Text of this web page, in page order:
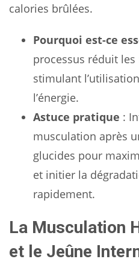
calories brûlées.
Pourquoi est-ce
processus réduit les
stimulant
l’énergie.
Astuce pratique :
musculation après
glucides pour
et initier la
rapidement.
La Musculation
et le Jeûne